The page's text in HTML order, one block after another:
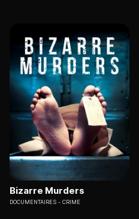
Bizarre Murders
DOCUMENTAIRES CRIME